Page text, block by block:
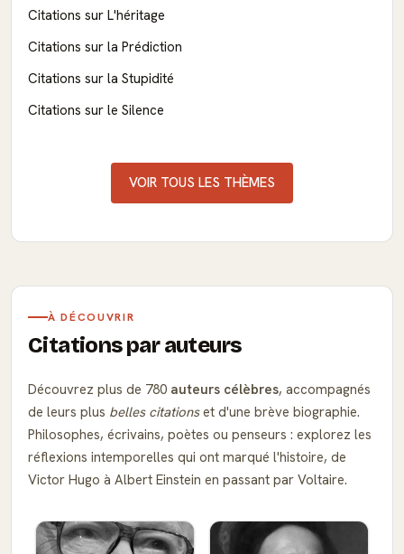
Citations sur L'héritage
Citations sur la Prédiction
Citations sur la Stupidité
Citations sur le Silence
VOIR TOUS LES THÈMES
À DÉCOUVRIR
Citations par auteurs
Découvrez plus de 780 auteurs célèbres, accompagnés
de leurs plus belles citationset d'une brève biographie.
Philosophes, écrivains, poètes ou penseurs : explorez les
réflexions intemporelles qui ont marqué l'histoire, de
Victor Hugo à Albert Einstein en passant par Voltaire.